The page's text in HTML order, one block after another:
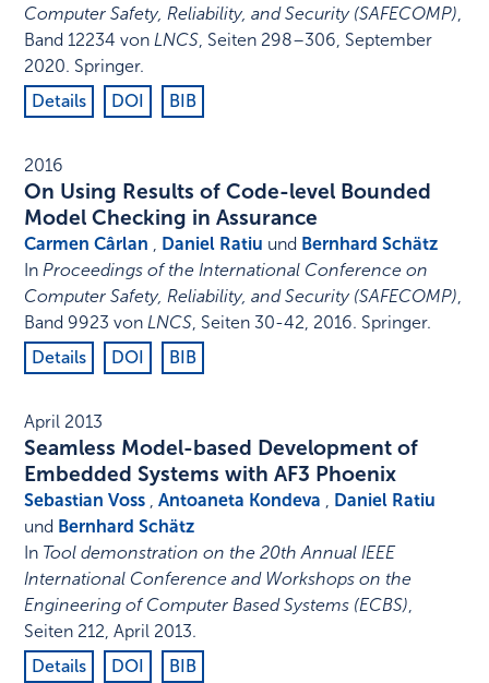
Computer Safety, Reliability, and Security (SAFECOMP),
Band 12234 vonLNCS, Seiten 298–306, September
2020. Springer.
Details
DOI BIB
2016
On Using Results of Code-level Bounded
Model Checking in Assurance
Carmen Cârlan , Daniel Ratiu und Bernhard Schätz
InProceedings of the International Conference on
Computer Safety, Reliability, and Security (SAFECOMP),
Band 9923 vonLNCS, Seiten 30-42, 2016. Springer.
Details
DOI BIB
April 2013
Seamless Model-based Development of
Embedded Systems with AF3 Phoenix
Sebastian Voss ,Antoaneta Kondeva , Daniel Ratiu
und Bernhard Schätz
In Tool demonstration on the 20th Annual IEEE
International Conference and Workshops on the
Engineering of Computer Based Systems (ECBS),
Seiten 212,April 2013.
Details
DOI BIB